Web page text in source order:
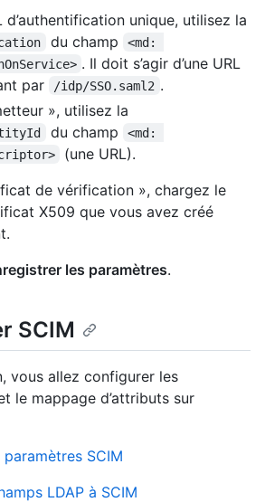
d’authentification unique, utilisez la
du champ
<md:
. Il doit s’agir d’une URL
par
/idp/SSO.saml2 .
», utilisez la
du champ
<md:
(une URL).
de vérification », chargez le
X509 que vous avez créé
les paramètres.
SCIM
vous allez configurer les
le mappage d’attributs sur
SCIM
LDAP à SCIM